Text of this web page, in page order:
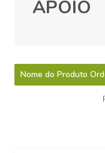
APOIO
Nome do Produto